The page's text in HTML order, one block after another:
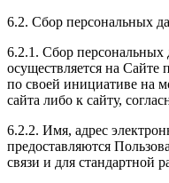
6.2. Сбор персональных
6.2.1. Сбор персональных
осуществляется на Сайте
по своей инициативе на
сайта либо к сайту,
6.2.2. Имя, адрес
предоставляются
связи и для стандартной